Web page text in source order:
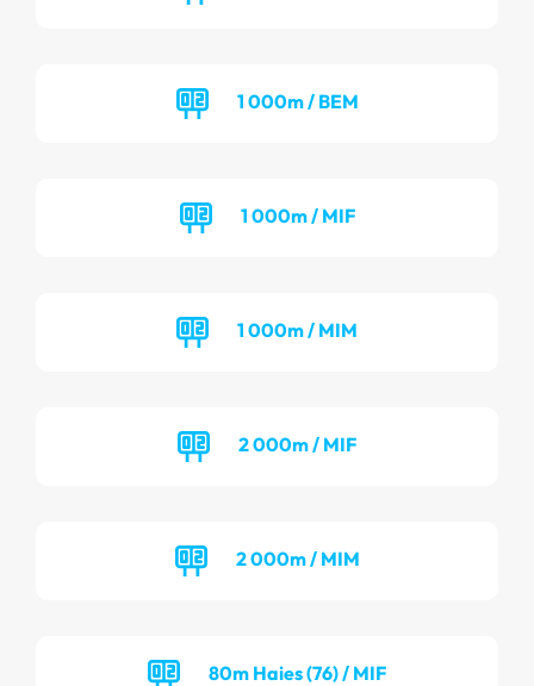
1 000m / BEM
1 000m / MIF
1 000m / MIM
2 000m / MIF
2 000m / MIM
80m Haies (76) / MIF